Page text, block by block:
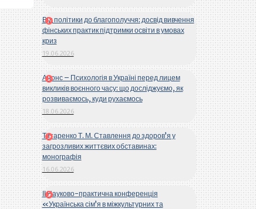
Від політики до благополуччя: досвід вивчення
фінських практик підтримки освіти в умовах
криз
19.06.2026
Анонс – Психологія в Україні перед лицем
викликів воєнного часу: що досліджуємо, як
розвиваємось, куди рухаємось
18.06.2026
Титаренко Т. М. Ставлення до здоров’я у
загрозливих життєвих обставинах:
монографія
16.06.2026
ІІ Науково-практична конференція
«Українська сім’я в міжкультурних та